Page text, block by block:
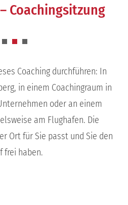
Coachingsitzung
Coaching durchführen: In
in einem Coachingraum in
oder an einem
am Flughafen. Die
Ort für Sie passt und Sie den
frei haben.